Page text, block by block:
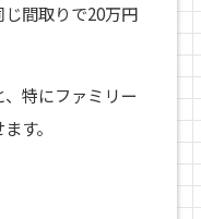
間取りで20万円
特にファミリー
す。